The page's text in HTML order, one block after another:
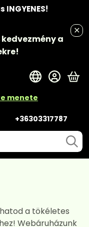
kedvezménya
menete
+36303317787
A
a tökéletes
Webáruházunk